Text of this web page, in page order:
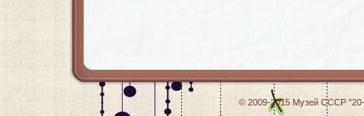
© 2009-2015 Музей СССР